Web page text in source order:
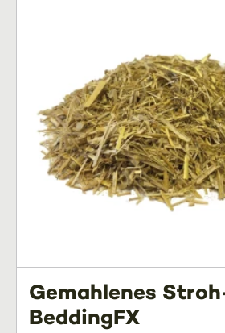
Gemahlenes
BeddingFX